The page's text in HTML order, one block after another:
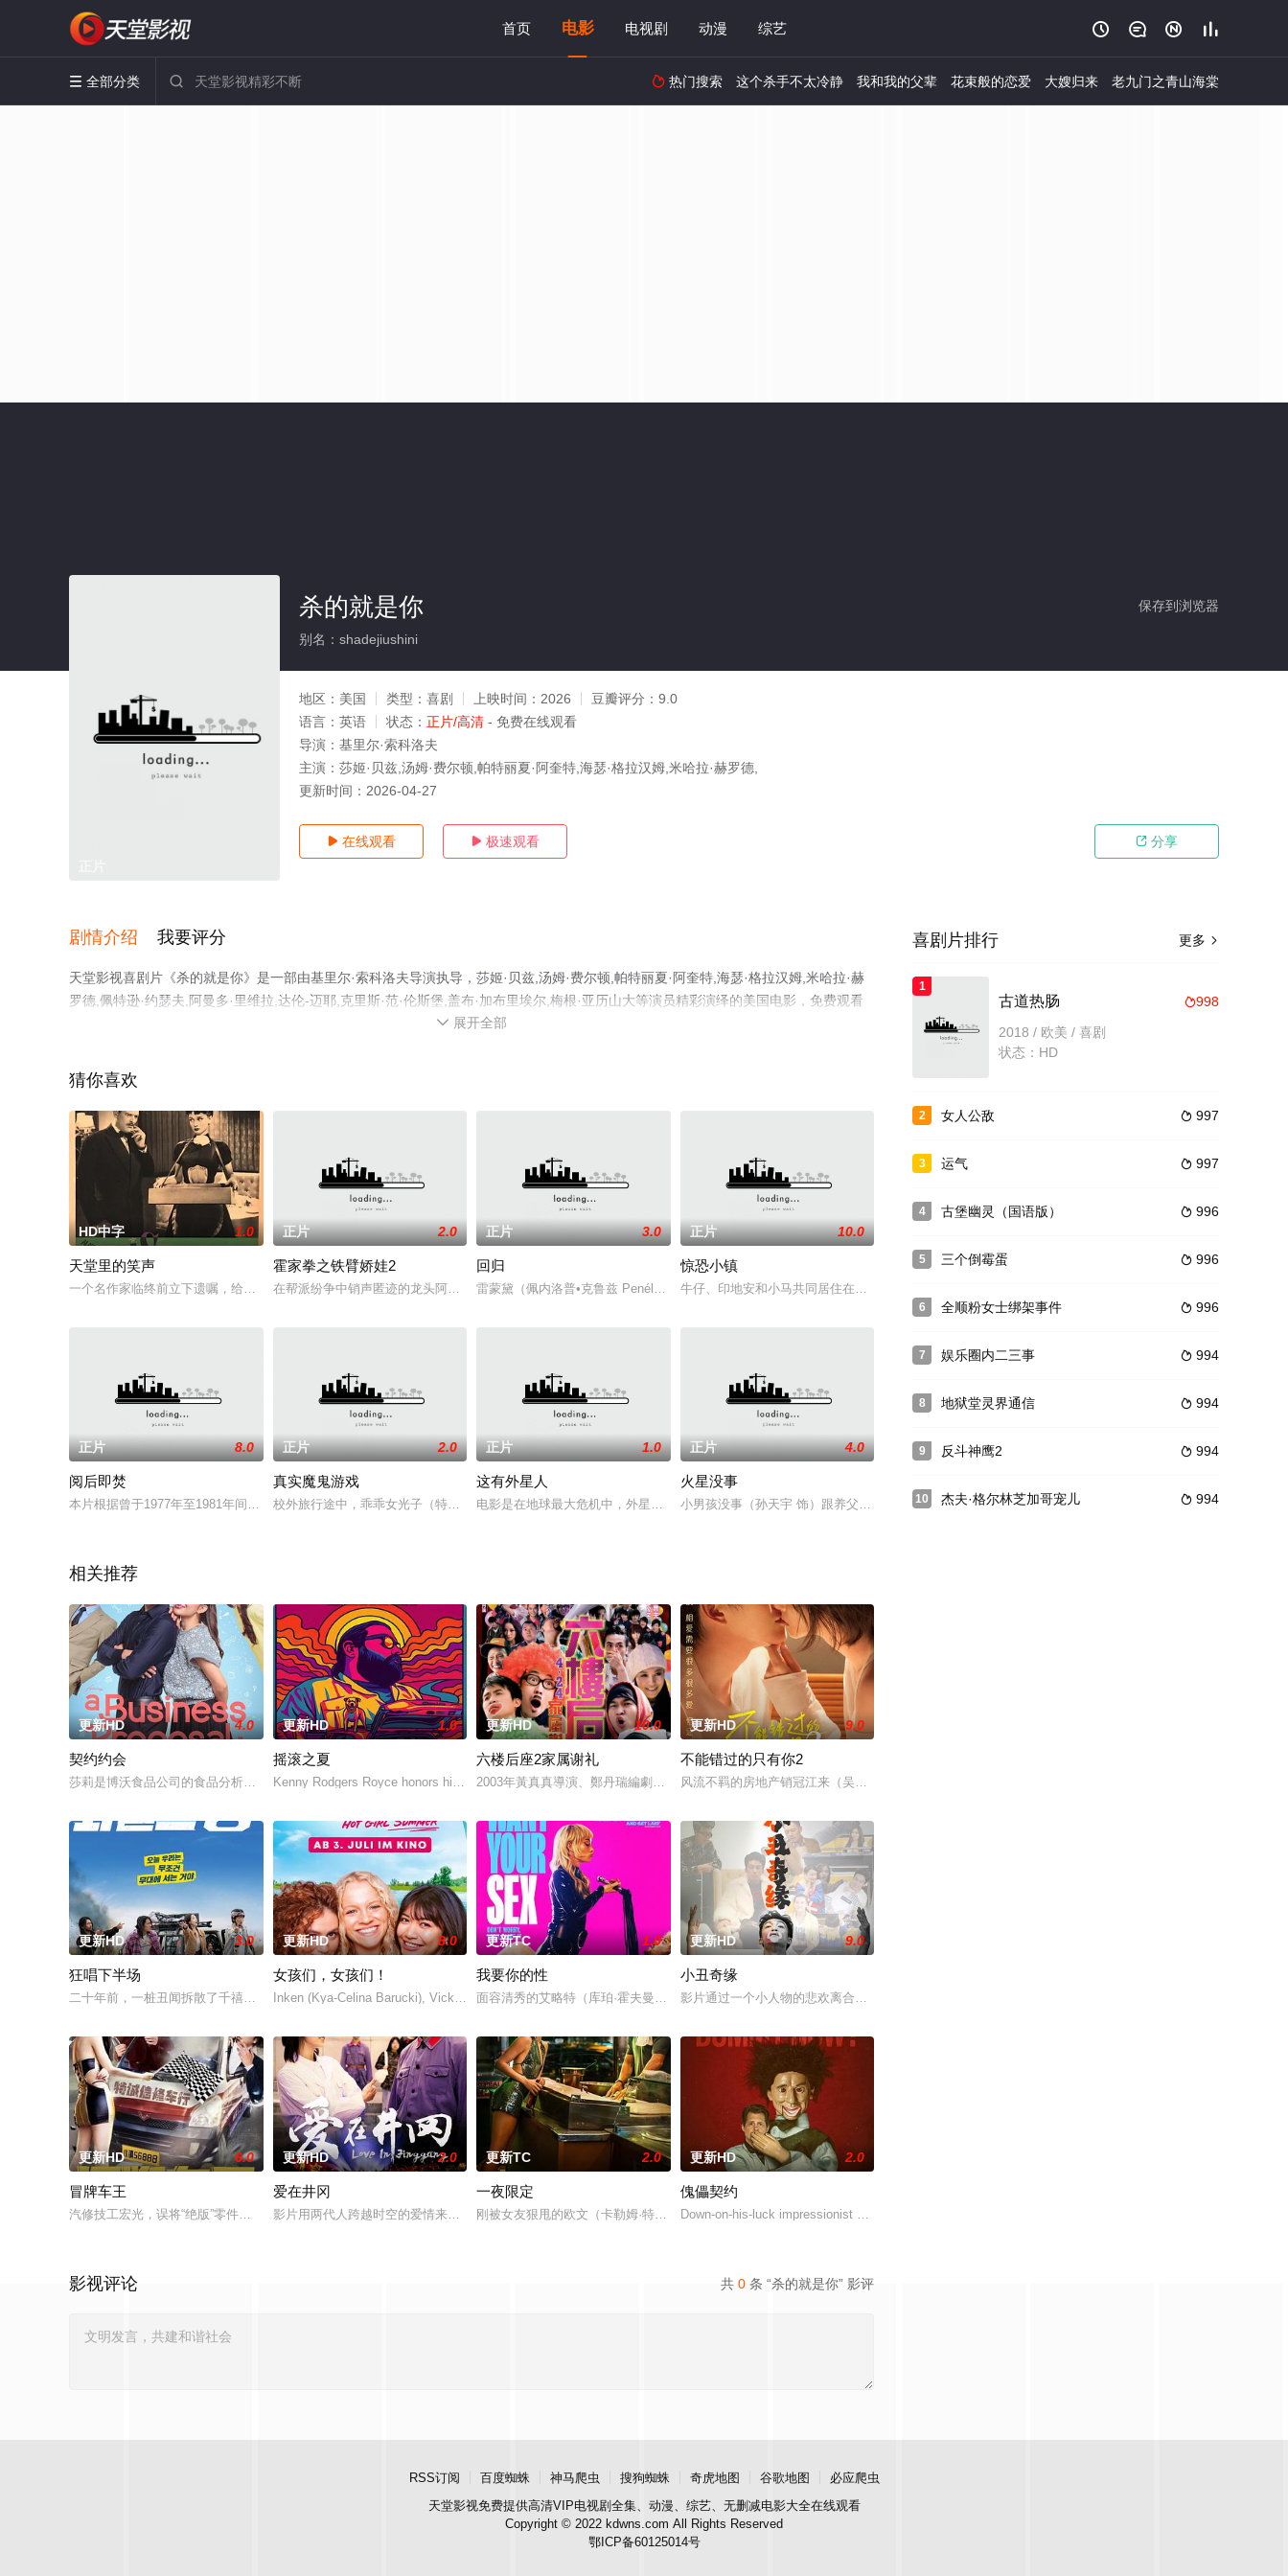
首页 电影 电视剧 动漫 综艺    
 全部分类   热门搜索 这个杀手不太冷静 我和我的父辈 花束般的恋爱 大嫂归来 老九门之青山海棠
保存到浏览器
杀的就是你
别名：shadejiushini
地区： 美国 类型： 喜剧 上映时间： 2026 豆瓣评分： 9.0
语言： 英语 状态： 正片/高清 - 免费在线观看
导演： 基里尔·索科洛夫
主演： 莎姬·贝兹,汤姆·费尔顿,帕特丽夏·阿奎特,海瑟·格拉汉姆,米哈拉·赫罗德,
更新时间： 2026-04-27
 在线观看  极速观看  分享
剧情介绍 我要评分
天堂影视喜剧片《杀的就是你》是一部由基里尔·索科洛夫导演执导，莎姬·贝兹,汤姆·费尔顿,帕特丽夏·阿奎特,海瑟·格拉汉姆,米哈拉·赫
罗德,佩特逊·约瑟夫,阿曼多·里维拉,达伦-迈耶,克里斯·范·伦斯堡,盖布·加布里埃尔,梅根·亚历山大等演员精彩演绎的美国电影，免费观看
高清未删减完整版电影大全就上天堂电影网，更多相关信息可移步至豆瓣电影、电视猫或剧情网等平台了解。
 展开全部
猜你喜欢
HD中字 1.0
天堂里的笑声
一个名作家临终前立下遗嘱，给每人留了五万英镑，但是他们在获得继承权前，必须亲自完成一项不寻常的任务，如不能完成，将失去遗产继承权。为了得到这笔巨额的遗产，这
正片 2.0
霍家拳之铁臂娇娃2
在帮派纷争中销声匿迹的龙头阿暿，隐姓埋名成为惩治恶势力的孤侠浪客，她封锁自己内心变得独来独往，以战马与酒壶为伴，武得霍氏醉拳，成为武林神话。行事残暴的军阀刘
正片 3.0
回归
雷蒙黛（佩内洛普•克鲁兹 Penélope Cruz饰）和他的酒鬼丈夫、年轻女儿共住，生活却不像别人平静。 雷蒙黛有个姐姐索尔（劳拉•杜纳丝 Lola Du
正片 10.0
惊恐小镇
牛仔、印地安和小马共同居住在宁静乡间的一幢大房子中。晴朗的一天，恰逢小马的生日。牛仔和印地安决
正片 8.0
阅后即焚
本片根据曾于1977年至1981年间担任美国中央情报局局长的斯坦菲尔德·特纳的小说《高度机密：总统、中情局局长和特工》改编而成。Osbourne（约翰·马尔
正片 2.0
真实魔鬼游戏
校外旅行途中，乖乖女光子（特林德尔·玲奈 饰）所乘坐的巴士突然被一阵狂风拦腰切成两段，光子刚好俯身捡东西所以幸免于难，但是秋等伙伴全部被齐刷刷地切去了上半身
正片 1.0
这有外星人
电影是在地球最大危机中，外星人研究同好会成员们迎接人生最大危机的喜剧片。地球遭到外星人的攻击后，在youtube成为话题的外星人博士在地
正片 4.0
火星没事
小男孩没事（孙天宇 饰）跟养父罗秉文（黄磊 饰）相依为命。5岁时，没事语出惊人，说自己来自火星人，
相关推荐
更新HD 4.0
契约约会
莎莉是博沃食品公司的食品分析师，如今陷入财务困境，她答应为挚友雅斯敏牵线搭桥，为她安排相亲。原来，雅斯敏的约会对象是乌塔玛，博沃食品公司的继承人，名声赫赫。
更新HD 1.0
摇滚之夏
Kenny Rodgers Royce honors his late mother's legacy by following Dead and
更新HD 10.0
六楼后座2家属谢礼
2003年黃真真導演、鄭丹瑞編劇的喜劇《六樓后座》拍出香港新一代的愛情面面觀，其中「Truth orDare」大膽遊戲更表達時下年青人對於感情所體
更新HD 9.0
不能错过的只有你2
风流不羁的房地产销冠江来（吴翊歌 饰），为利益化身“深情画家”，步步为营接近倔强女医生李梦（李萌萌
更新HD 3.0
狂唱下半场
二十年前，一桩丑闻拆散了千禧年初期当红的韩国流行三人团体。如今，三人为了一场仅有一次的演出再度合体，前提是他们得克服接踵而来的重重难关。
更新HD 8.0
女孩们，女孩们！
Inken (Kya-Celina Barucki), Vicky (Julia Novohradsky) und Lena (Nhung Hong) si
更新TC 1.0
我要你的性
面容清秀的艾略特（库珀·霍夫曼 Cooper Hoffman 饰）在著名艺术家艾丽卡·特蕾西（奥利维亚·王尔德 Olivia Wilde 饰）那里找到了一份
更新HD 9.0
小丑奇缘
影片通过一个小人物的悲欢离合，宣扬了树立正确的恋爱观生活观的必要性，鞭挞了追金，虚荣等错误的观念
更新HD 6.0
冒牌车王
汽修技工宏光，误将“绝版”零件遗落盲女薛薇薇家中，为了找回丢失的东西，宏光无意中伪装成车王与薇薇进行交往，一场错位的爱情故事由此展开。
更新HD 2.0
爱在井冈
影片用两代人跨越时空的爱情来演绎吉安老区人民的创业故事、幸福故事、追梦故事。脱贫不松劲，致富再出发。虽然父亲曾在家乡遭到爱情事业的双重打击，红军后代陈宏辉却
更新TC 2.0
一夜限定
刚被女友狠甩的欧文（卡勒姆·特纳 饰）和满怀浪漫情怀和希望的艾莉（莫妮卡·巴巴罗 饰）或许是这座城市里唯二只想要寻找真爱的单身人士，而
更新HD 2.0
傀儡契约
Down-on-his-luck impressionist Sam Reinhold makes a pact with Fergus-a wicked,
共 0 条 “杀的就是你” 影评
影视评论
更多 
喜剧片排行
1
998
古道热肠
2018 / 欧美 / 喜剧
状态：HD
2  997
女人公敌
3  997
运气
4  996
古堡幽灵（国语版）
5  996
三个倒霉蛋
6  996
全顺粉女士绑架事件
7  994
娱乐圈内二三事
8  994
地狱堂灵界通信
9  994
反斗神鹰2
10  994
杰夫·格尔林芝加哥宠儿
RSS订阅 百度蜘蛛 神马爬虫 搜狗蜘蛛 奇虎地图 谷歌地图
必应爬虫
天堂影视免费提供高清VIP电视剧全集、动漫、综艺、无删减电影大全在线观看
Copyright © 2022 kdwns.com All Rights Reserved
鄂ICP备60125014号